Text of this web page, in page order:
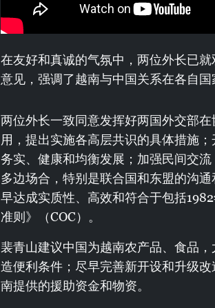
在友好和真诚的气氛中，两位外长已
意见，强调了越南与中国关系在各自国
两位外长一致同意发挥好两国外交部
用，提出实施各高层共识的具体措施
务实、健康和均衡发展；加强民间交
多边场合，特别是联合国和东盟的沟
早达成实质性、高效和符合于包括
准则》（COC）。
裴青山建议中国为越南农产品、食品
造便利条件；尽早完善新开设和升级
南提供的援助资金和物资。